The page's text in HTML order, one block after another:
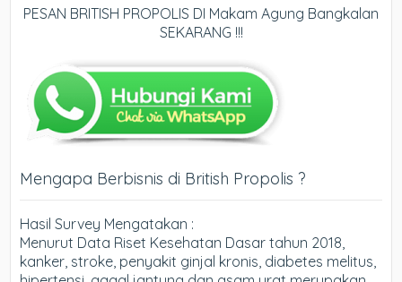
PESAN BRITISH PROPOLIS DI Makam Agung Bangkalan
SEKARANG !!!
Mengapa Berbisnis di British Propolis ?
Hasil Survey Mengatakan :
Menurut Data Riset Kesehatan Dasar tahun 2018,
kanker, stroke, penyakit ginjal kronis, diabetes melitus,